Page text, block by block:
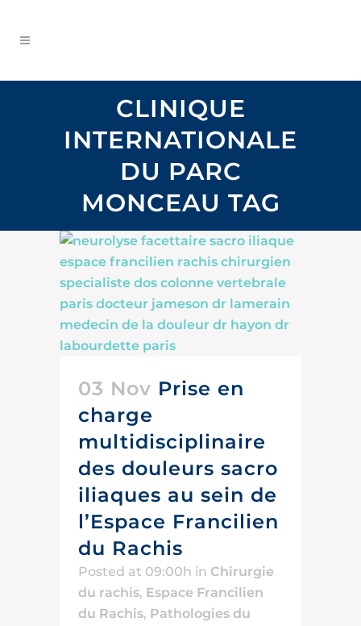
CLINIQUE
INTERNATIONALE
DU PARC
MONCEAU TAG
03 Nov Prise en
charge
multidisciplinaire
des douleurs sacro
iliaques au sein de
l’Espace Francilien
du Rachis
Posted at 09:00h in Chirurgie
du rachis, Espace Francilien
du Rachis, Pathologies du